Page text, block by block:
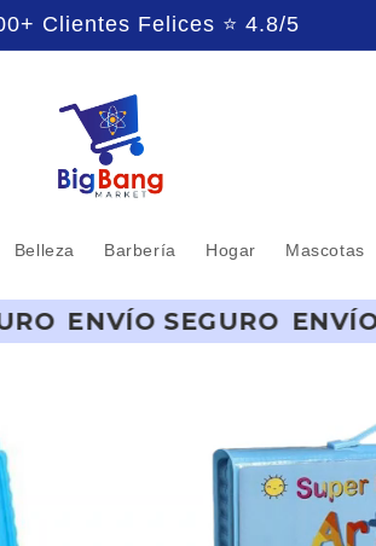
Clientes Felices ⭐ 4.8/5
Belleza Barbería Hogar Mascotas
ENVÍO SEGURO